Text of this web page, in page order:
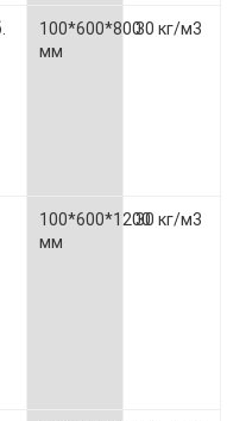
100*600*800
мм
30 кг/м3
100*600*1200
мм
30 кг/м3